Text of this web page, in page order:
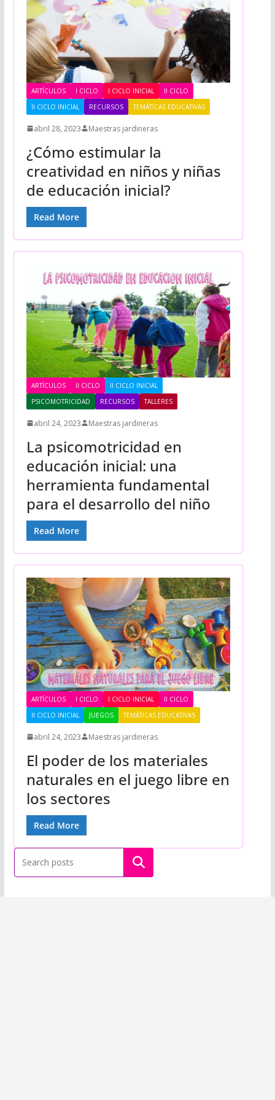
ARTÍCULOS I CICLO I CICLO INICIAL
II CICLO
II CICLO INICIAL
RECURSOS TEMÁTICAS EDUCATIVAS
abril 28, 2023 Maestras jardineras
¿Cómo estimular la
creatividad en niños y niñas
de educación inicial?
Read More
ARTÍCULOS II CICLO
II CICLO INICIAL
PSICOMOTRICIDAD
RECURSOS TALLERES
abril 24, 2023 Maestras jardineras
La psicomotricidad en
educación inicial: una
herramienta fundamental
para el desarrollo del niño
Read More
ARTÍCULOS I CICLO I CICLO INICIAL
II CICLO
II CICLO INICIAL
JUEGOS TEMÁTICAS EDUCATIVAS
abril 24, 2023 Maestras jardineras
El poder de los materiales
naturales en el juego libre en
los sectores
Read More
Buscar